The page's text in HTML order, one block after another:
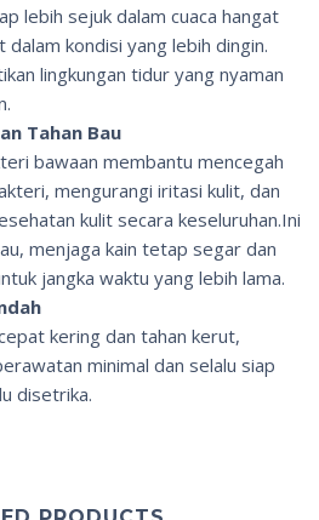
lebih sejuk dalam cuaca hangat
dalam kondisi yang lebih dingin.
lingkungan tidur yang nyaman
Tahan Bau
bawaan membantu mencegah
mengurangi iritasi kulit, dan
kulit secara keseluruhan.Ini
menjaga kain tetap segar dan
jangka waktu yang lebih lama.
kering dan tahan kerut,
minimal dan selalu siap
disetrika.